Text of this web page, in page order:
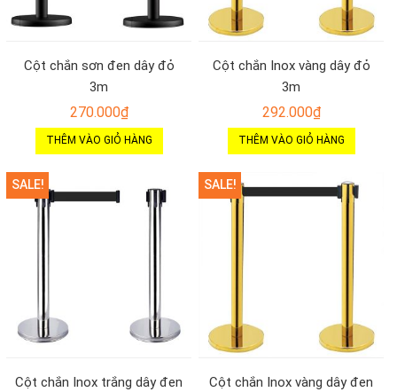
Cột chắn sơn đen dây đỏ
3m
270.000₫
THÊM VÀO GIỎ HÀNG
Cột chắn Inox vàng dây đỏ
3m
292.000₫
THÊM VÀO GIỎ HÀNG
SALE!
Cột chắn Inox trắng dây đen
SALE!
Cột chắn Inox vàng dây đen